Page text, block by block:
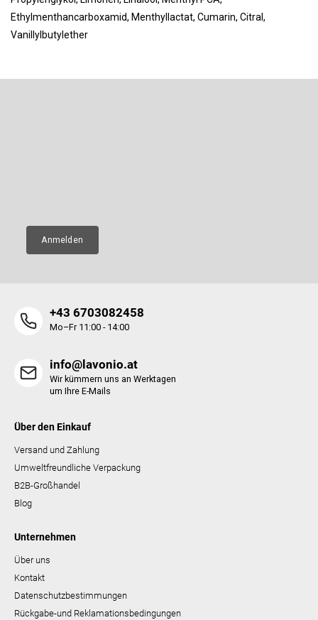
Ethylmenthancarboxamid, Menthyllactat, Cumarin, Citral,
Vanillylbutylether
Anmelden
+43 6703082458
Mo–Fr 11:00 - 14:00
info@lavonio.at
Wir kümmern uns an Werktagen
um Ihre E-Mails
Über den Einkauf
Versand und Zahlung
Umweltfreundliche Verpackung
B2B-Großhandel
Blog
Unternehmen
Über uns
Kontakt
Datenschutzbestimmungen
Rückgabe-und Reklamationsbedingungen